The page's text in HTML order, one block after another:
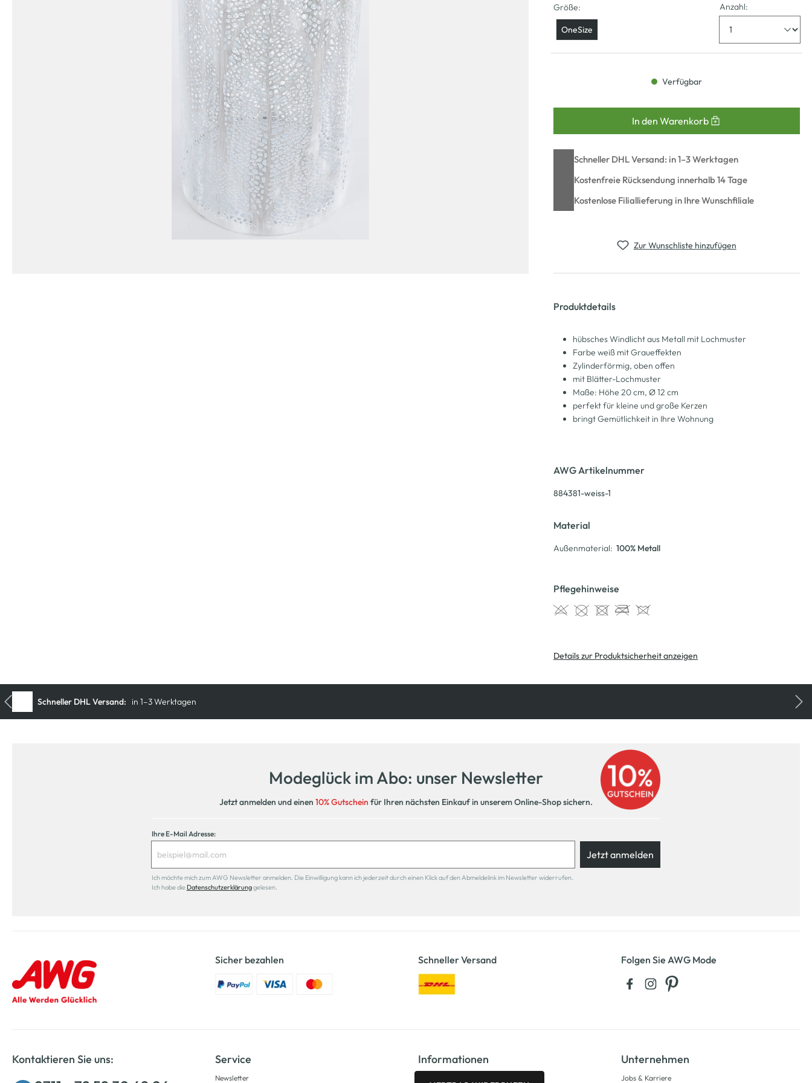
Größe:
OneSize
Anzahl:
Verfügbar
In den Warenkorb
Schneller DHL Versand: in 1–3 Werktagen
Kostenfreie Rücksendung innerhalb 14 Tage
Kostenlose Filiallieferung in Ihre Wunschfiliale
Zur Wunschliste hinzufügen
Produktdetails
hübsches Windlicht aus Metall mit Lochmuster
Farbe weiß mit Graueffekten
Zylinderförmig, oben offen
mit Blätter-Lochmuster
Maße: Höhe 20 cm, Ø 12 cm
perfekt für kleine und große Kerzen
bringt Gemütlichkeit in Ihre Wohnung
AWG Artikelnummer
884381-weiss-1
Material
Außenmaterial: 100% Metall
Pflegehinweise
Details zur Produktsicherheit anzeigen
Modeglück im Abo: unser Newsletter
Jetzt anmelden und einen 10% Gutschein für Ihren nächsten Einkauf in unserem Online-Shop sichern.
Ihre E-Mail Adresse:
Jetzt anmelden
Ich möchte mich zum AWG Newsletter anmelden. Die Einwilligung kann ich jederzeit durch einen Klick auf den Abmeldelink im Newsletter widerrufen.
Ich habe die Datenschutzerklärunggelesen.
Sicher bezahlen Schneller Versand Folgen Sie AWG Mode
Kontaktieren Sie uns: Service
Newsletter
Informationen Unternehmen
Jobs & Karriere